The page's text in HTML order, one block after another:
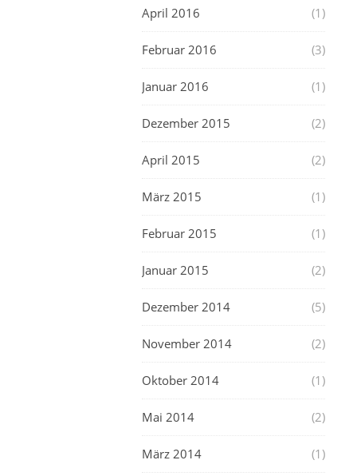
April 2016 (1)
Februar 2016 (3)
Januar 2016 (1)
Dezember 2015 (2)
April 2015 (2)
März 2015 (1)
Februar 2015 (1)
Januar 2015 (2)
Dezember 2014 (5)
November 2014 (2)
Oktober 2014 (1)
Mai 2014 (2)
März 2014 (1)